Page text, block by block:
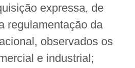
expressa, de
regulamentação da
observados os
e industrial;